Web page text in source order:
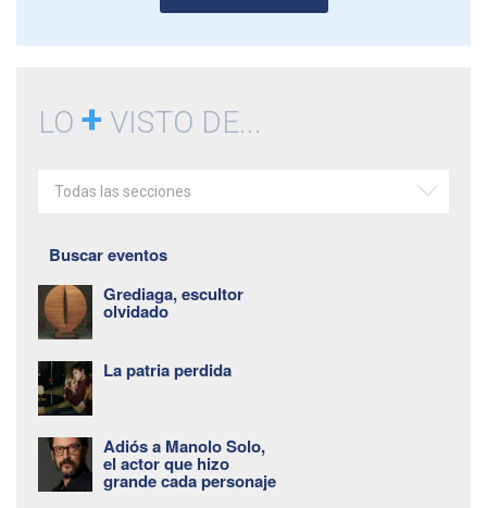
LO + VISTO DE...
Todas las secciones
Buscar eventos
Grediaga, escultor
olvidado
La patria perdida
Adiós a Manolo Solo,
el actor que hizo
grande cada personaje